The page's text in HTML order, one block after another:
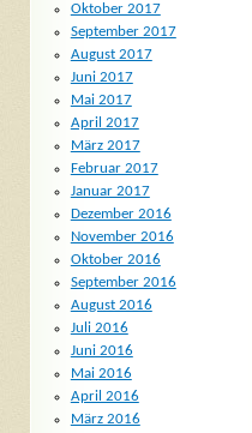
Oktober 2017
September 2017
August 2017
Juni 2017
Mai 2017
April 2017
März 2017
Februar 2017
Januar 2017
Dezember 2016
November 2016
Oktober 2016
September 2016
August 2016
Juli 2016
Juni 2016
Mai 2016
April 2016
März 2016